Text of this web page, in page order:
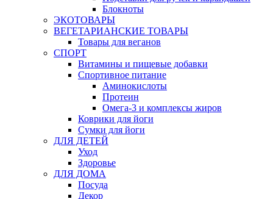
Блокноты
ЭКОТОВАРЫ
ВЕГЕТАРИАНСКИЕ ТОВАРЫ
Товары для веганов
СПОРТ
Витамины и пищевые добавки
Спортивное питание
Аминокислоты
Протеин
Омега-3 и комплексы жиров
Коврики для йоги
Сумки для йоги
ДЛЯ ДЕТЕЙ
Уход
Здоровье
ДЛЯ ДОМА
Посуда
Декор